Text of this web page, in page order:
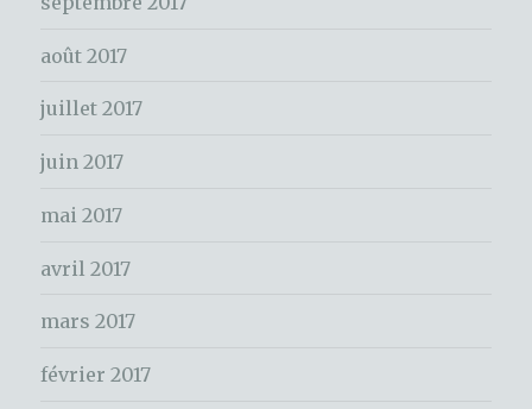
e
:
août 2017
juillet 2017
juin 2017
mai 2017
avril 2017
mars 2017
février 2017